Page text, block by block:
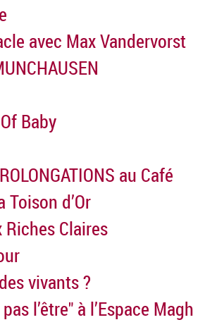
avec Max Vandervorst
Baby
Toison d’Or
Riches Claires
vivants ?
l’être" à l’Espace Magh